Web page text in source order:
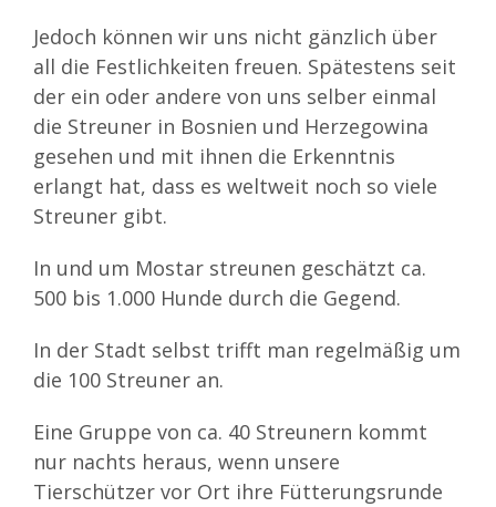
Jedoch können wir uns nicht gänzlich über
all die Festlichkeiten freuen. Spätestens seit
der ein oder andere von uns selber einmal
die Streuner in Bosnien und Herzegowina
gesehen und mit ihnen die Erkenntnis
erlangt hat, dass es weltweit noch so viele
Streuner gibt.
In und um Mostar streunen geschätzt ca.
500 bis 1.000 Hunde durch die Gegend.
In der Stadt selbst trifft man regelmäßig um
die 100 Streuner an.
Eine Gruppe von ca. 40 Streunern kommt
nur nachts heraus, wenn unsere
Tierschützer vor Ort ihre Fütterungsrunde